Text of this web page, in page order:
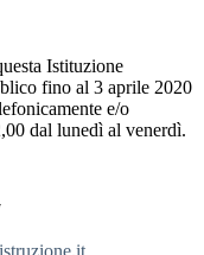
Istituzione
fino al 3 aprile 2020
e/o
dal lunedì al venerdì.